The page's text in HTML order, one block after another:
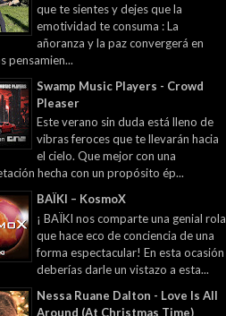
que te sientes y dejes que la
emotividad te consuma : La
añoranza y la paz convergerá en
pensamien...
Swamp Music Players - Crowd
Pleaser
Este verano sin duda está lleno de
vibras feroces que te llevarán hacia
el cielo. Que mejor con una
hecha con un propósito ép...
BAÏKI – KosmoX
¡ BAÏKI nos comparte una genial rola
que hace eco de conciencia de una
forma espectacular! En esta ocasión
deberías darle un vistazo a esta...
Nessa Ruane Dalton - Love Is All
Around (At Christmas Time)